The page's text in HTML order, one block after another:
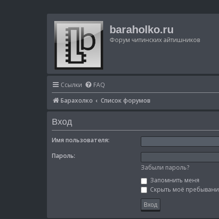
baraholko.ru
Форум читинских айтишников
Ссылки FAQ
Барахолко
Список форумов
Вход
Имя пользователя:
Пароль:
Забыли пароль?
Запомнить меня
Скрыть моё